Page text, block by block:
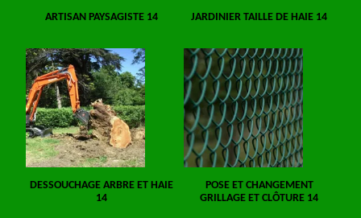
ARTISAN PAYSAGISTE 14 JARDINIER TAILLE DE HAIE 14
DESSOUCHAGE ARBRE ET HAIE
14
POSE ET CHANGEMENT
GRILLAGE ET CLÔTURE 14